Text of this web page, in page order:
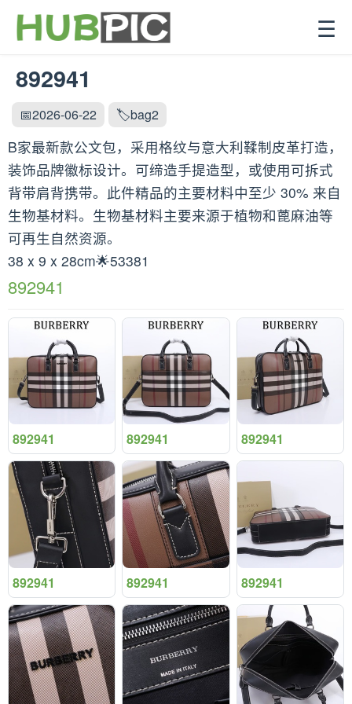
☰
892941
📅2026-06-22 🏷️bag2
B家最新款公文包，采用格纹与意大利鞣制皮革打造，
装饰品牌徽标设计。可缔造手提造型，或使用可拆式
背带肩背携带。此件精品的主要材料中至少 30% 来自
生物基材料。生物基材料主要来源于植物和蓖麻油等
可再生自然资源。
38 x 9 x 28cm🌟53381
892941
892941 892941 892941
892941 892941 892941